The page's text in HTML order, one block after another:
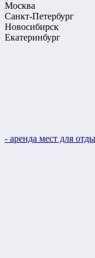
Москва
Санкт-Петербург
Новосибирск
Екатеринбург
- аренда мест для